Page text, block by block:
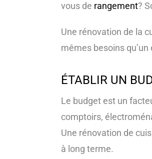
vous de rangement?
Une rénovation de la
mêmes besoins
ÉTABLIR UN
Le budget est un
comptoirs,
Une rénovation de
à long terme.